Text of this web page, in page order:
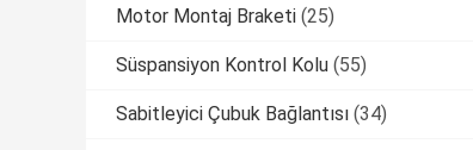
Motor Montaj Braketi (25)
Süspansiyon Kontrol Kolu (55)
Sabitleyici Çubuk Bağlantısı (34)